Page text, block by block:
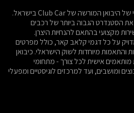
ברוכים הבאים לאתר הרשמי של היבואן המורשה של Club Car בישראל.
הסטנדרט הגבוה ביותר של רכבים
מקצועי בהתאם להנחיות היצרן.
על כל דגמי קלאב קאר, כולל מפרטים
והתאמות מיוחדות לשוק הישראלי. כיבואן
מותאמים אישית לכל צורך - מתחומי
ומושבים, ועד למרכזים לוגיסטיים ומפעלי